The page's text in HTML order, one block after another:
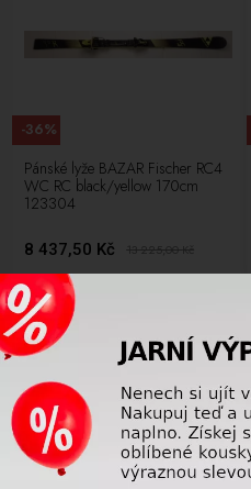
Pánské lyže BAZAR Fischer RC4
WC RC black/yellow 170cm
123304
8 437,50 Kč 13 225,00Kč
-36%
AKCE
LETNÍ VÝPRODEJ